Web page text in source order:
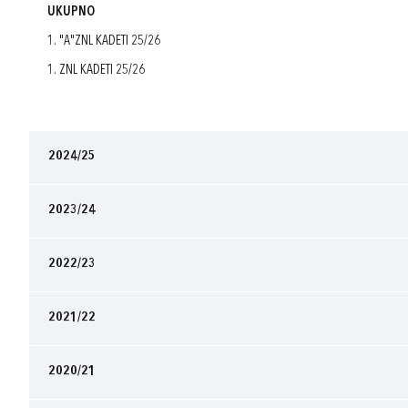
UKUPNO
1. "A"ZNL KADETI 25/26
1. ZNL KADETI 25/26
2024/25
2023/24
2022/23
2021/22
2020/21